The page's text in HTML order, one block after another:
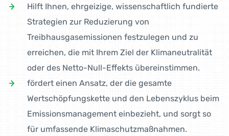
Hilft Ihnen, ehrgeizige, wissenschaftlich fundierte
Strategien zur Reduzierung von
Treibhausgasemissionen festzulegen und zu
erreichen, die mit Ihrem Ziel der Klimaneutralität
oder des Netto-Null-Effekts übereinstimmen.
fördert einen Ansatz, der die gesamte
Wertschöpfungskette und den Lebenszyklus beim
Emissionsmanagement einbezieht, und sorgt so
für umfassende Klimaschutzmaßnahmen.